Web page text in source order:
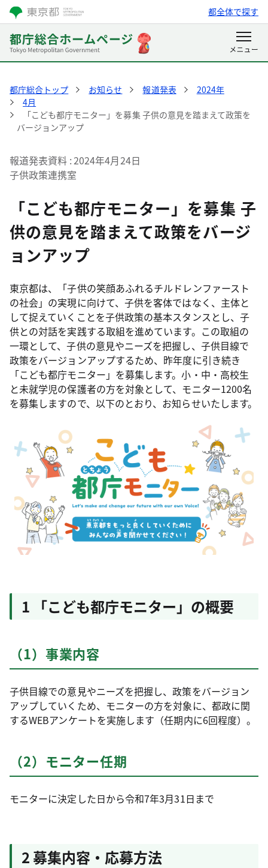
都全体で探す
都庁総合トップ お知らせ 報道発表
2024年
4月
「こども都庁モニター」を募集 子供の意見を踏まえて政策を
バージョンアップ
報道発表資料 2024年4月24日
子供政策連携室
「こども都庁モニター」を募集 子
供の意見を踏まえて政策をバージ
ョンアップ
東京都は、「子供の笑顔あふれるチルドレンファースト
の社会」の実現に向けて、子供を客体ではなく、主体と
して捉えていくことを子供政策の基本スタンスとし、子
供との対話を実践する取組を進めています。この取組の
一環として、子供の意見やニーズを把握し、子供目線で
政策をバージョンアップするため、昨年度に引き続き
「こども都庁モニター」を募集します。小・中・高校生
と未就学児の保護者の方を対象として、モニター1200名
を募集しますので、以下のとおり、お知らせいたします。
1 「こども都庁モニター」の概要
（1）事業内容
子供目線での意見やニーズを把握し、政策をバージョン
アップしていくため、モニターの方を対象に、都政に関
するWEBアンケートを実施します（任期内に6回程度）。
（2）モニター任期
モニターに決定した日から令和7年3月31日まで
2 募集内容・応募方法